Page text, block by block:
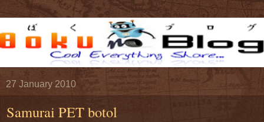
27 January 2010
Samurai PET botol